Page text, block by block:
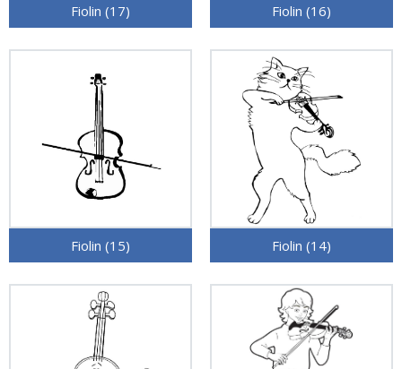
Fiolin (17) Fiolin (16)
Fiolin (15) Fiolin (14)